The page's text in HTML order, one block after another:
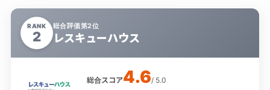
RANK
2
総合評価第2位
レスキューハウス
総合スコア4.6/ 5.0